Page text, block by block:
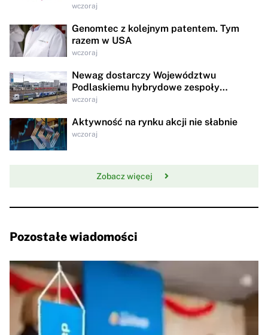
wczoraj
Genomtec z kolejnym patentem. Tym
razem w USA
wczoraj
Newag dostarczy Województwu
Podlaskiemu hybrydowe zespoły
trakcyjne za 95,8 mln zł
wczoraj
Aktywność na rynku akcji nie słabnie
wczoraj
Zobacz więcej
Pozostałe wiadomości